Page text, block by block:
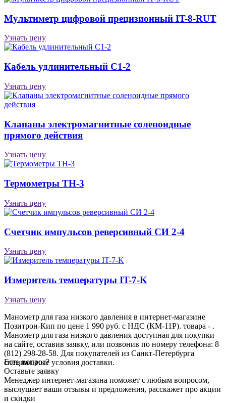
Мультиметр цифровой прецизионный IT-8-RUT
Узнать цену
Кабель удлинительный С1-2
Узнать цену
Клапаны электромагнитные соленоидные
прямого действия
Узнать цену
Термометры ТН-3
Узнать цену
Счетчик импульсов реверсивный СИ 2-4
Узнать цену
Измеритель температуры IT-7-K
Узнать цену
Манометр для газа низкого давления в интернет-магазине
Позитрон-Кип по цене 1 990 руб. с НДС (КМ-11Р). товара - .
Манометр для газа низкого давления доступная для покупки
на сайте, оставив заявку, или позвонив по номеру телефона: 8
(812) 298-28-58. Для покупателей из Санкт-Петербурга
специальные условия доставки.
Есть вопрос?
Оставьте заявку
Менеджер интернет-магазина поможет с любым вопросом,
выслушает ваши отзывы и предложения, расскажет про акции
и скидки